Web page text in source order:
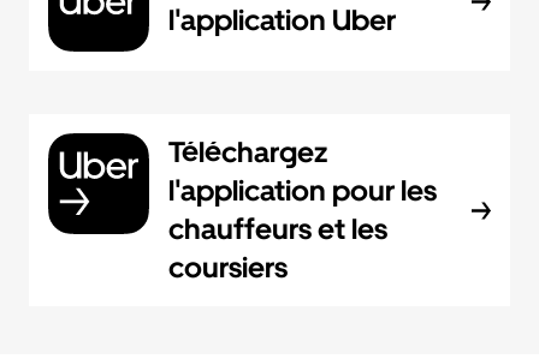
l'application Uber
Téléchargez
l'application pour les
chauffeurs et les
coursiers